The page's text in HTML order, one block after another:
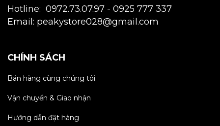
Hotline: 0972.73.07.97 - 0925 777 337
Email: peakystore028@gmail.com
CHÍNH SÁCH
Bán hàng cùng chúng tôi
Vận chuyển & Giao nhận
Hướng dẫn đặt hàng